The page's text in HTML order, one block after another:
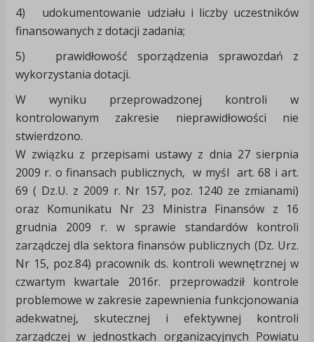
4) udokumentowanie udziału i liczby uczestników
finansowanych z dotacji zadania;
5) prawidłowość sporządzenia sprawozdań z
wykorzystania dotacji.
W wyniku przeprowadzonej kontroli w
kontrolowanym zakresie nieprawidłowości nie
stwierdzono.
W związku z przepisami ustawy z dnia 27 sierpnia
2009 r. o finansach publicznych, w myśl art. 68 i art.
69 ( Dz.U. z 2009 r. Nr 157, poz. 1240 ze zmianami)
oraz Komunikatu Nr 23 Ministra Finansów z 16
grudnia 2009 r. w sprawie standardów kontroli
zarządczej dla sektora finansów publicznych (Dz. Urz.
Nr 15, poz.84) pracownik ds. kontroli wewnętrznej w
czwartym kwartale 2016r. przeprowadził kontrole
problemowe w zakresie zapewnienia funkcjonowania
adekwatnej, skutecznej i efektywnej kontroli
zarządczej w jednostkach organizacyjnych Powiatu